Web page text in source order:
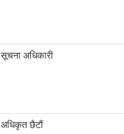
सूचना अधिकारी
अधिकृत छैटौं